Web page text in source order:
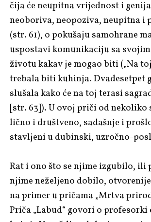
čija će neupitna vrijednost i
neoboriva, neopoziva, neupitna i
(str. 61), o pokušaju samohrane
uspostavi komunikaciju sa
životu kakav je mogao biti („Na
trebala biti kuhinja. Dvadesetpet
slušala kako će na toj terasi
[str. 63]). U ovoj priči od nekoliko
lično i društveno, sadašnje i
stavljeni u dubinski, uzročno-
Rat i ono što se njime izgubilo, ili
njime neželjeno dobilo,
na primer u pričama „Mrtva
Priča „Labud“ govori o profesorki